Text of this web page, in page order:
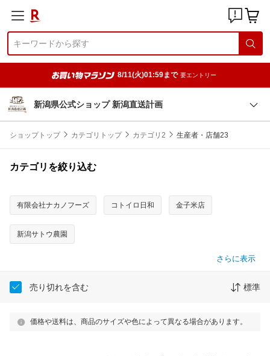
8/11(火)01:59まで 要エントリー
新潟県公式ショップ 新潟直送計画
ショップトップ カテゴリトップ カテゴリ2 生産者・店舗23
カテゴリを絞り込む
有限会社ナカノフーズ コトイロ日和 金子米店
新潟サトウ農園
さらに表示
売り切れを含む 標準
価格や送料は、商品のサイズや色によって異なる場合があります。